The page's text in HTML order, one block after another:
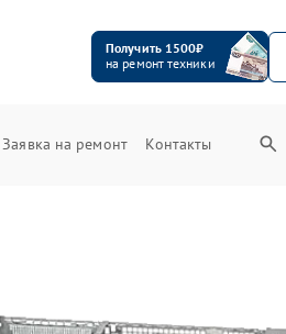
Получить 1500₽
на ремонт техники
Заявка на ремонт Контакты